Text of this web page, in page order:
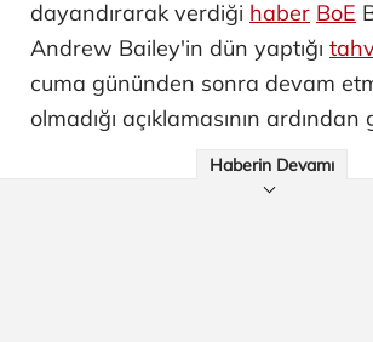
dayandırarak verdiği haber BoE
Andrew Bailey'in dün yaptığı
cuma gününden sonra devam
olmadığı açıklamasının ardından
Haberin Devamı